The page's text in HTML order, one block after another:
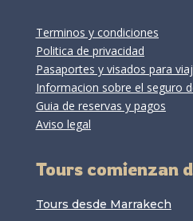
Terminos y condiciones
Politica de privacidad
Pasaportes y visados para
Informacion sobre el seguro
Guia de reservas y pagos
Aviso legal
Tours comienzan
Tours desde Marrakech